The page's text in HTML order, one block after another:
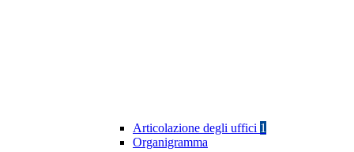
Articolazione degli uffici 1
Organigramma